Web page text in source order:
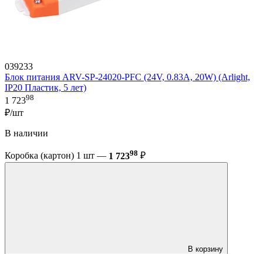
039233
Блок питания ARV-SP-24020-PFC (24V, 0.83A, 20W) (Arlight,
IP20 Пластик, 5 лет)
1 72398
₽/шт
В наличии
Коробка (картон) 1 шт — 1 72398 ₽
В корзину